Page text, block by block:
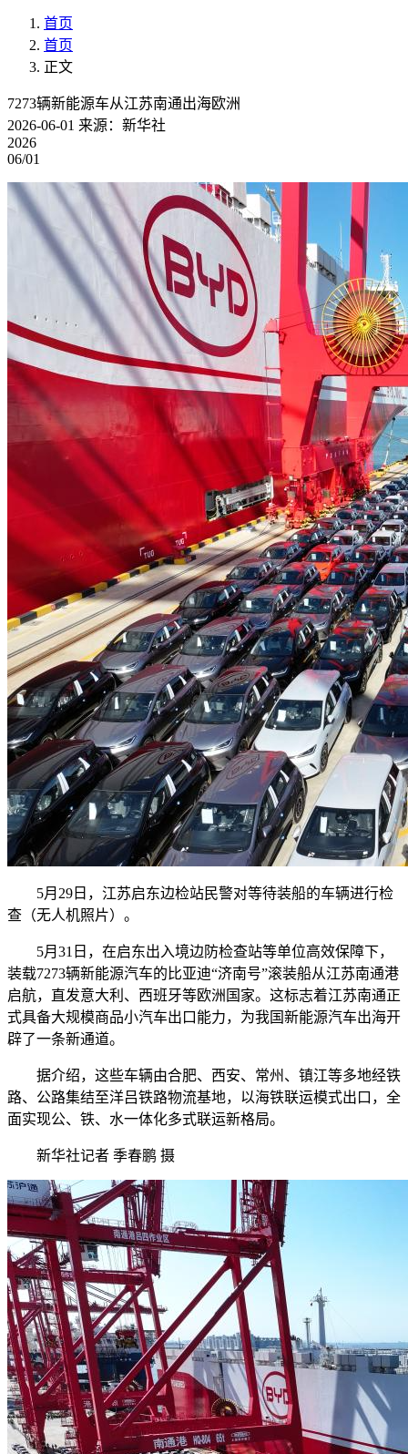
首页
首页
正文
7273辆新能源车从江苏南通出海欧洲
2026-06-01 来源：新华社
2026
06/01
5月29日，江苏启东边检站民警对等待装船的车辆进行检
查（无人机照片）。
5月31日，在启东出入境边防检查站等单位高效保障下，
装载7273辆新能源汽车的比亚迪“济南号”滚装船从江苏南通港
启航，直发意大利、西班牙等欧洲国家。这标志着江苏南通正
式具备大规模商品小汽车出口能力，为我国新能源汽车出海开
辟了一条新通道。
据介绍，这些车辆由合肥、西安、常州、镇江等多地经铁
路、公路集结至洋吕铁路物流基地，以海铁联运模式出口，全
面实现公、铁、水一体化多式联运新格局。
新华社记者 季春鹏 摄